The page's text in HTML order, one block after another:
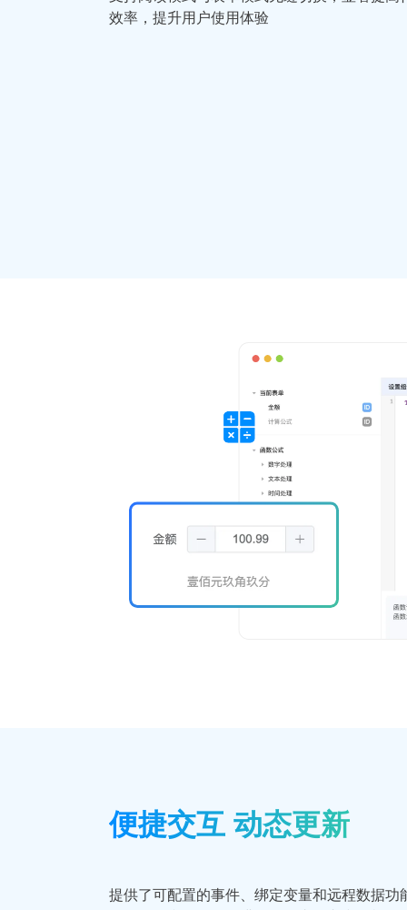
效率，提升用户使用体验
便捷交互 动态更新
提供了可配置的事件、绑定变量和远程数据功